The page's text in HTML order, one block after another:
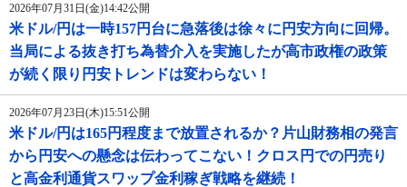
2026年07月31日(金)14:42公開
米ドル/円は一時157円台に急落後は徐々に円安方向に回帰。
当局による抜き打ち為替介入を実施したが高市政権の政策
が続く限り円安トレンドは変わらない！
2026年07月23日(木)15:51公開
米ドル/円は165円程度まで放置されるか？片山財務相の発言
から円安への懸念は伝わってこない！クロス円での円売り
と高金利通貨スワップ金利稼ぎ戦略を継続！